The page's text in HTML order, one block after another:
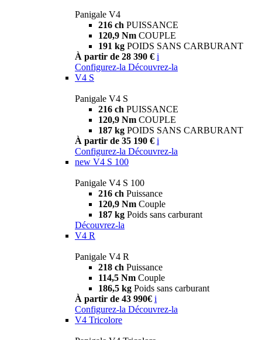
Panigale V4
216 ch PUISSANCE
120,9 Nm COUPLE
191 kg POIDS SANS CARBURANT
À partir de 28 390 € i
Configurez-la Découvrez-la
V4 S
Panigale V4 S
216 ch PUISSANCE
120,9 Nm COUPLE
187 kg POIDS SANS CARBURANT
À partir de 35 190 € i
Configurez-la Découvrez-la
new V4 S 100
Panigale V4 S 100
216 ch Puissance
120,9 Nm Couple
187 kg Poids sans carburant
Découvrez-la
V4 R
Panigale V4 R
218 ch Puissance
114,5 Nm Couple
186,5 kg Poids sans carburant
À partir de 43 990€ i
Configurez-la Découvrez-la
V4 Tricolore